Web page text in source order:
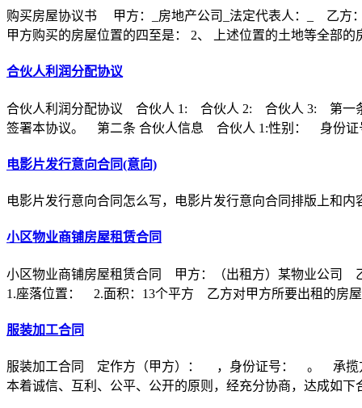
购买房屋协议书 甲方：_房地产公司_法定代表人：_ 乙方
甲方购买的房屋位置的四至是： 2、 上述位置的土地等全部的
合伙人利润分配协议
合伙人利润分配协议 合伙人 1: 合伙人 2: 合伙人 3: 第一条
签署本协议。 第二条 合伙人信息 合伙人 1:性别： 身份
电影片发行意向合同(意向)
电影片发行意向合同怎么写，电影片发行意向合同排版上和
小区物业商铺房屋租赁合同
小区物业商铺房屋租赁合同 甲方：（出租方）某物业公司
1.座落位置： 2.面积：13个平方 乙方对甲方所要出租的房
服装加工合同
服装加工合同 定作方（甲方）： ，身份证号： 。 承揽
本着诚信、互利、公平、公开的原则，经充分协商，达成如下